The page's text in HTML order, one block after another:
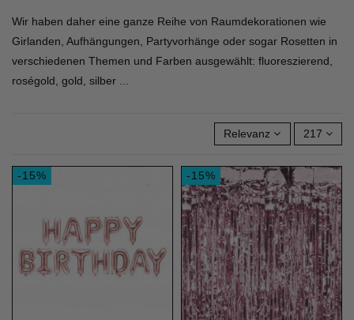
Wir haben daher eine ganze Reihe von Raumdekorationen wie
Girlanden, Aufhängungen, Partyvorhänge oder sogar Rosetten in
verschiedenen Themen und Farben ausgewählt: fluoreszierend,
roségold, gold, silber ...
Relevanz 217
-15% -15%